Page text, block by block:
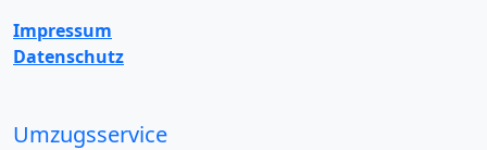
Impressum
Datenschutz
Umzugsservice